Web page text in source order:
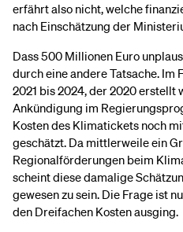
erfährt also nicht, welche
nach Einschätzung der
Dass 500 Millionen Euro
durch eine andere Tatsache. Im
2021 bis 2024, der 2020 erstellt
Ankündigung im
Kosten des Klimatickets noch
geschätzt. Da mittlerweile ein
Regionalförderungen beim
scheint diese damalige
gewesen zu sein. Die Frage ist
den Dreifachen Kosten ausging.